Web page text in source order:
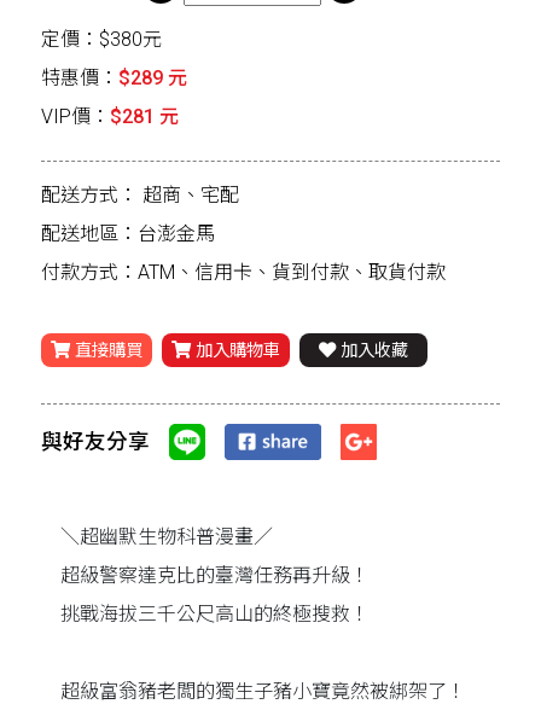
定價：$380元
特惠價： $289 元
VIP價： $281 元
配送方式： 超商、宅配
配送地區：台澎金馬
付款方式：ATM、信用卡、貨到付款、取貨付款
直接購買 加入購物車 加入收藏
與好友分享
＼超幽默生物科普漫畫／
超級警察達克比的臺灣任務再升級！
挑戰海拔三千公尺高山的終極搜救！
超級富翁豬老闆的獨生子豬小寶竟然被綁架了！